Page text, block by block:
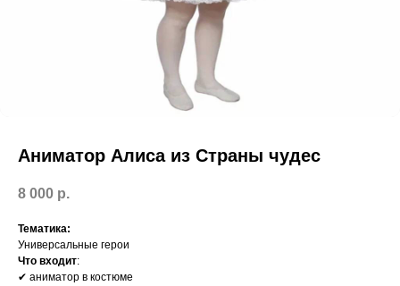
Аниматор Алиса из Страны чудес
8 000 р.
Тематика:
Универсальные герои
Что входит:
✔ аниматор в костюме